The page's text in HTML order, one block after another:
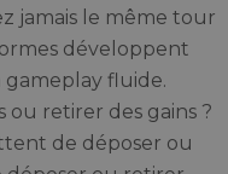
jamais le même tour
développent
fluide.
retirer des gains ?
de déposer ou